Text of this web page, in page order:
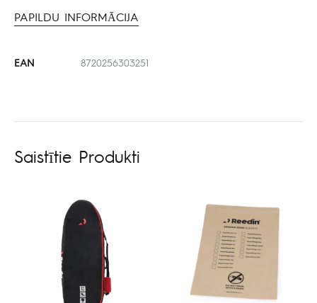
PAPILDU INFORMĀCIJA
EAN 8720256303251
Saistītie Produkti